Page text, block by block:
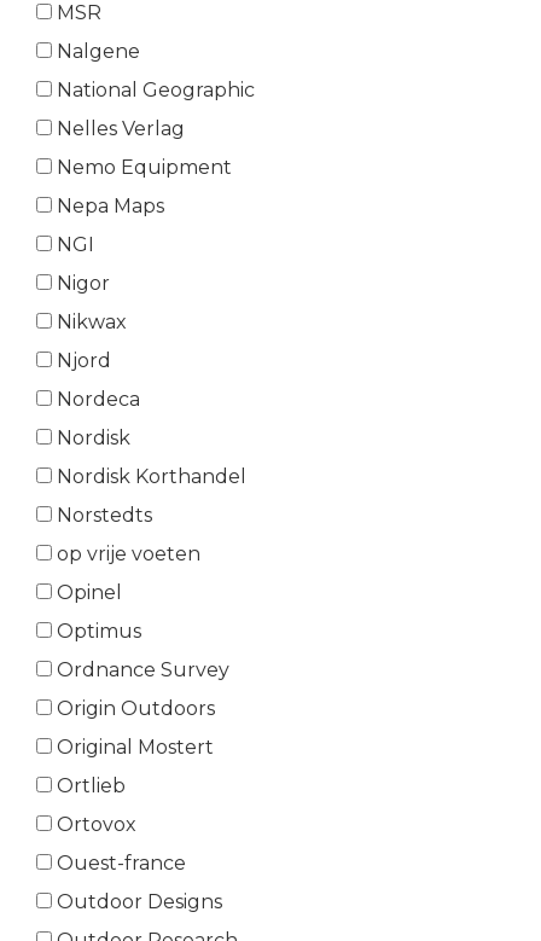
MSR
Nalgene
National Geographic
Nelles Verlag
Nemo Equipment
Nepa Maps
NGI
Nigor
Nikwax
Njord
Nordeca
Nordisk
Nordisk Korthandel
Norstedts
op vrije voeten
Opinel
Optimus
Ordnance Survey
Origin Outdoors
Original Mostert
Ortlieb
Ortovox
Ouest-france
Outdoor Designs